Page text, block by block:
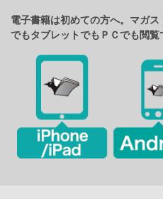
電子書籍は初めての方へ。マガ
でもタブレットでもＰＣでも閲覧